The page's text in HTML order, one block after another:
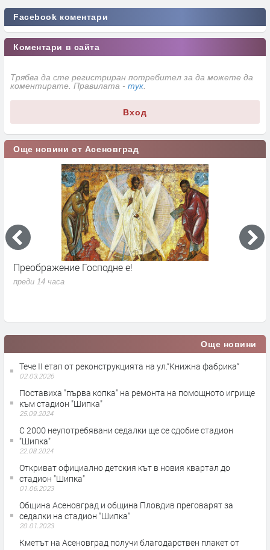
Facebook коментари
Коментари в сайта
Трябва да сте регистриран потребител за да можете да
коментирате. Правилата - тук
Вход
Още новини от Асеновград
Преображение Господне е!
преди 14 часа
Още новини
Тече II етап от реконструкцията на ул.“Книжна фабрика“
02.03.2026
Поставиха "първа копка" на ремонта на помощното игрище
към стадион "Шипка"
25.09.2024
С 2000 неупотребявани седалки ще се сдобие стадион
"Шипка"
22.08.2024
Откриват официално детския кът в новия квартал до
стадион "Шипка"
01.06.2023
Община Асеновград и община Пловдив преговарят за
седалки на стадион "Шипка"
20.01.2023
Кметът на Асеновград получи благодарствен плакет от